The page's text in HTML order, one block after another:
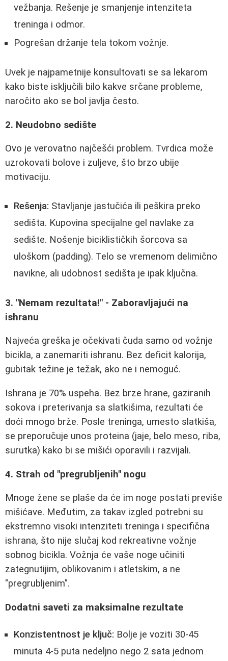
vežbanja. Rešenje je smanjenje intenziteta
treninga i odmor.
Pogrešan držanje tela tokom vožnje.
Uvek je najpametnije konsultovati se sa lekarom
kako biste isključili bilo kakve srčane probleme,
naročito ako se bol javlja često.
2. Neudobno sedište
Ovo je verovatno najčešći problem. Tvrdica može
uzrokovati bolove i zuljeve, što brzo ubije
motivaciju.
Rešenja: Stavljanje jastučića ili peškira preko
sedišta. Kupovina specijalne gel navlake za
sedište. Nošenje biciklističkih šorcova sa
uloškom (padding). Telo se vremenom delimično
navikne, ali udobnost sedišta je ipak ključna.
3. "Nemam rezultata!" - Zaboravljajući na
ishranu
Najveća greška je očekivati čuda samo od vožnje
bicikla, a zanemariti ishranu. Bez deficit kalorija,
gubitak težine je težak, ako ne i nemoguć.
Ishrana je 70% uspeha. Bez brze hrane, gaziranih
sokova i preterivanja sa slatkišima, rezultati će
doći mnogo brže. Posle treninga, umesto slatkiša,
se preporučuje unos proteina (jaje, belo meso, riba,
surutka) kako bi se mišići oporavili i razvijali.
4. Strah od "pregrubljenih" nogu
Mnoge žene se plaše da će im noge postati previše
mišićave. Međutim, za takav izgled potrebni su
ekstremno visoki intenziteti treninga i specifična
ishrana, što nije slučaj kod rekreativne vožnje
sobnog bicikla. Vožnja će vaše noge učiniti
zategnutijim, oblikovanim i atletskim, a ne
"pregrubljenim".
Dodatni saveti za maksimalne rezultate
Konzistentnost je ključ: Bolje je voziti 30-45
minuta 4-5 puta nedeljno nego 2 sata jednom